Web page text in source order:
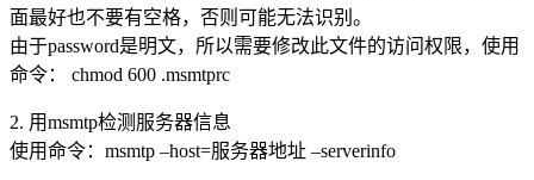
面最好也不要有空格，否则可能无法识别。
由于password是明文，所以需要修改此文件的访问权限，使用
命令： chmod 600 .msmtprc
2. 用msmtp检测服务器信息
使用命令：msmtp –host=服务器地址 –serverinfo